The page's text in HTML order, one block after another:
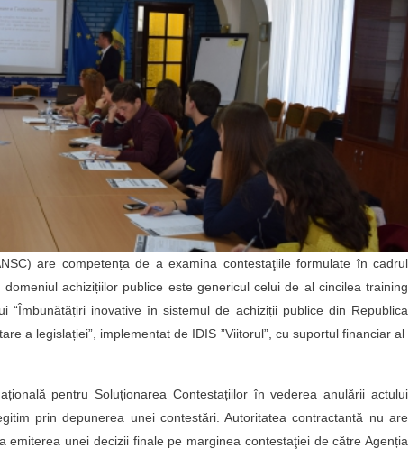
are competența de a examina contestaţiile formulate în cadrul
achizițiilor publice este genericul celui de al cincilea training
“Îmbunătățiri inovative în sistemul de achiziții publice din Republica
a legislației”, implementat de IDIS ”Viitorul”, cu suportul financiar al
pentru Soluționarea Contestațiilor în vederea anulării actului
prin depunerea unei contestări. Autoritatea contractantă nu are
unei decizii finale pe marginea contestaţiei de către Agenția